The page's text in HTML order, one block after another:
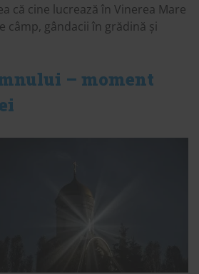
că cine lucrează în Vinerea Mare
câmp, gândacii în grădină și
– moment